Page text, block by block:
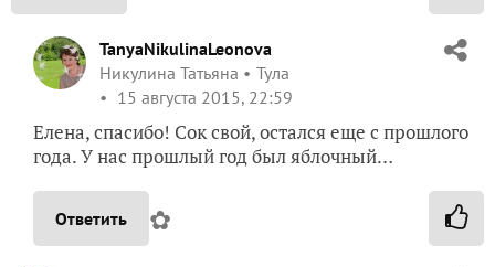
TanyaNikulinaLeonova
Никулина Татьяна
Тула
15 августа 2015, 22:59
Елена, спасибо! Сок свой, остался еще с прошлого
года. У нас прошлый год был яблочный…
Ответить ✿